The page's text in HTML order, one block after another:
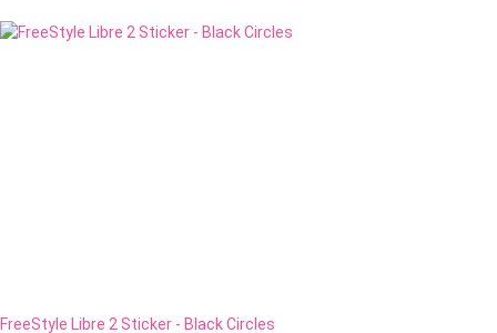
FreeStyle Libre 2 Sticker - Black Circles